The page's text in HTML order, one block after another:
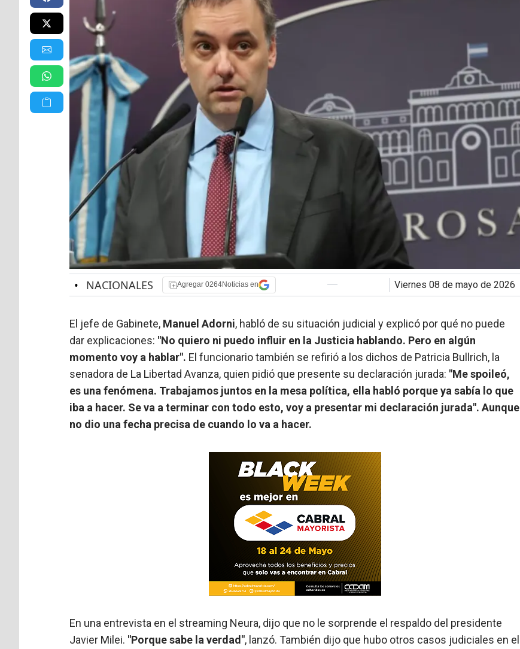
• NACIONALES Agregar 0264Noticias en viernes 08 de mayo de 2026
El jefe de Gabinete, Manuel Adorni, habló de su situación judicial y explicó por qué no puede
dar explicaciones: "No quiero ni puedo influir en la Justicia hablando. Pero en algún
momento voy a hablar". El funcionario también se refirió a los dichos de Patricia Bullrich, la
senadora de La Libertad Avanza, quien pidió que presente su declaración jurada: "Me spoileó,
es una fenómena. Trabajamos juntos en la mesa política, ella habló porque ya sabía lo que
iba a hacer. Se va a terminar con todo esto, voy a presentar mi declaración jurada". Aunque
no dio una fecha precisa de cuando lo va a hacer.
En una entrevista en el streaming Neura, dijo que no le sorprende el respaldo del presidente
Javier Milei. "Porque sabe la verdad", lanzó. También dijo que hubo otros casos judiciales en el